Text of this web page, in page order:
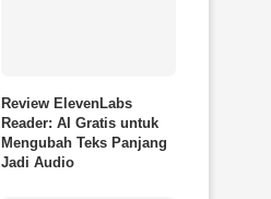
Review ElevenLabs
Reader: AI Gratis untuk
Mengubah Teks Panjang
Jadi Audio